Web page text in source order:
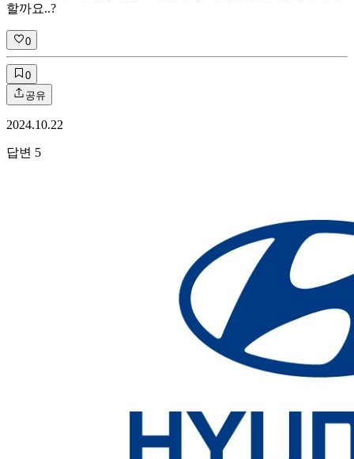
할까요..?
0
0
공유
2024.10.22
답변 5